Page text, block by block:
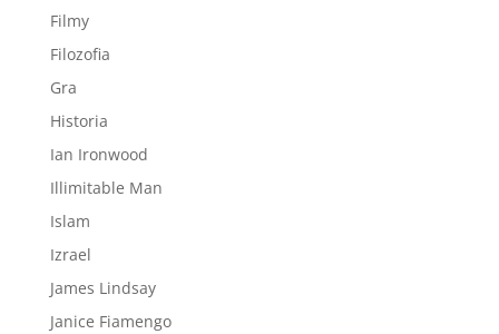
Filmy
Filozofia
Gra
Historia
Ian Ironwood
Illimitable Man
Islam
Izrael
James Lindsay
Janice Fiamengo